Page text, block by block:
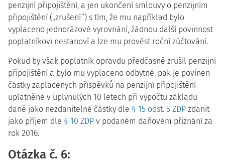
penzijní připojištění, a jen ukončení smlouvy o penzijním
připojištění („zrušení“) s tím, že mu například bylo
vyplaceno jednorázové vyrovnání, žádnou další povinnost
poplatníkovi nestanoví a lze mu provést roční zúčtování.
Pokud by však poplatník opravdu předčasně zrušil penzijní
připojištění a bylo mu vyplaceno odbytné, pak je povinen
částky zaplacených příspěvků na penzijní připojištění
uplatněné v uplynulých 10 letech při výpočtu základu
daně jako nezdanitelné částky dle § 15 odst. 5 ZDP zdanit
jako příjem dle § 10 ZDP v podaném daňovém přiznání za
rok 2016.
Otázka č. 6: